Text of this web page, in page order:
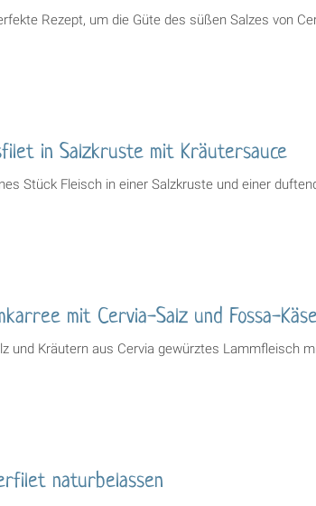
Rezept, um die Güte des süßen Salzes von
in Salzkruste mit Kräutersauce
Stück Fleisch in einer Salzkruste und einer
mit Cervia-Salz und Fossa-
und Kräutern aus Cervia gewürztes Lammfleisch
naturbelassen